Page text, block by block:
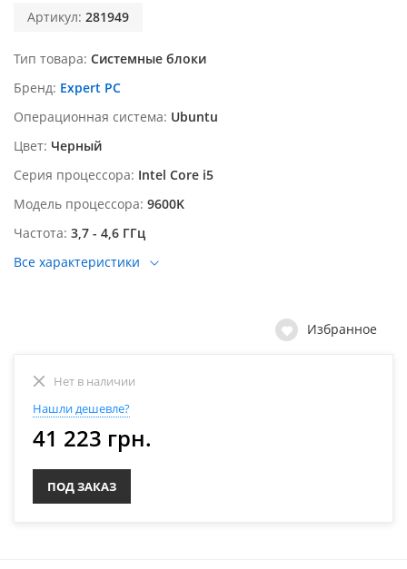
Артикул: 281949
Тип товара Системные блоки
Бренд Expert PC
Операционная система Ubuntu
Цвет Черный
Серия процессора Intel Core i5
Модель процессора 9600K
Частота 3,7 - 4,6 ГГц
Все характеристики
Избранное
Нет в наличии
Нашли дешевле?
41 223 грн.
ПОД ЗАКАЗ